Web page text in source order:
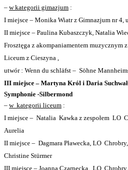
– w kategorii gimazjum :
I miejsce – Monika Wiatr z Gimnazjum nr 4,
II miejsce – Paulina Kubaszczyk, Natalia
Frosztęga z akompaniamentem muzycznym
Liceum z Cieszyna ,
utwór : Wenn du schläfst – Söhne
III miejsce – Martyna Król i Daria
Symphonie -Silbermond
– w kategorii liceum :
I miejsce – Natalia Kawka z zespołem LO
Aurelia
II miejsce – Dagmara Pławecka, LO
Christine Stürmer
III miejsce – Joanna Czarnecka,
LO